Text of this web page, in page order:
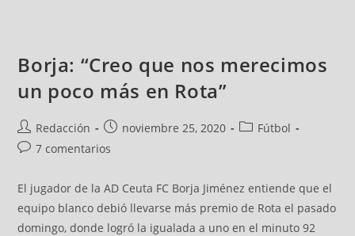
Borja: “Creo que nos merecimos
un poco más en Rota”
Redacción noviembre 25, 2020
Fútbol
7 comentarios
El jugador de la AD Ceuta FC Borja Jiménez entiende que el
equipo blanco debió llevarse más premio de Rota el pasado
domingo, donde logró la igualada a uno en el minuto 92